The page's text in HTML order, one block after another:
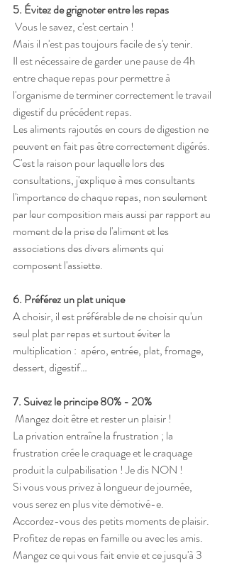
5. ​Évitez de grignoter entre les repas
Vous le savez, c'est certain !
Mais il n'est pas toujours facile de s'y tenir.
Il est nécessaire de garder une pause de 4h
entre chaque repas pour permettre à
l'organisme de terminer correctement le travail
digestif du précédent repas.
Les aliments rajoutés en cours de digestion ne
peuvent en fait pas être correctement digérés.
C'est la raison pour laquelle lors des
consultations, j'explique à mes consultants
l'importance de chaque repas, non seulement
par leur composition mais aussi par rapport au
moment de la prise de l'aliment et les
associations des divers aliments qui
composent l'assiette.
6. Préférez un plat unique
A choisir, il est préférable de ne choisir qu'un
seul plat par repas et surtout éviter la
multiplication :  apéro, entrée, plat, fromage,
dessert, digestif…
7. Suivez le principe 80% - 20%
Mangez doit être et rester un plaisir !
La privation entraîne la frustration ; la
frustration crée le craquage et le craquage
produit la culpabilisation ! Je dis NON !
Si vous vous privez à longueur de journée,
vous serez en plus vite démotivé-e.
​Accordez-vous des petits moments de plaisir.
Profitez de repas en famille ou avec les amis.
Mangez ce qui vous fait envie et ce jusqu'à 3